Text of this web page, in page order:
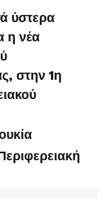
ύστερα
η νέα
στην 1η